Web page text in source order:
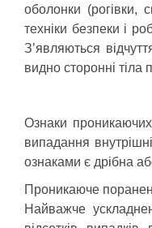
оболонки (рогівки,
техніки безпеки і
З’являються
видно сторонні тіла
Ознаки
випадання
ознаками є дрібна
Проникаюче
Найважче